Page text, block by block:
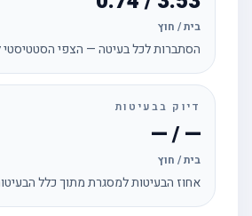
בית / חוץ
הסתברות לכל בעיטה — הצפי הסטטיסטי
דיוק בבעיטות
— / —
בית / חוץ
אחוז הבעיטות למסגרת מתוך כלל הבעיטות